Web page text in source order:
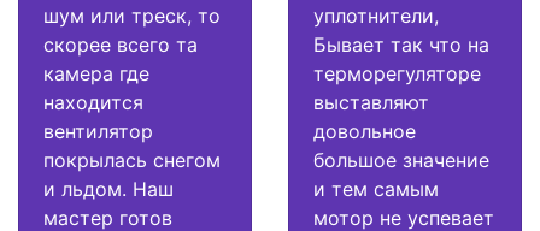
шум или треск, то
скорее всего та
камера где
находится
вентилятор
покрылась снегом
и льдом. Наш
мастер готов
уплотнители,
Бывает так что на
терморегуляторе
выставляют
довольное
большое значение
и тем самым
мотор не успевает